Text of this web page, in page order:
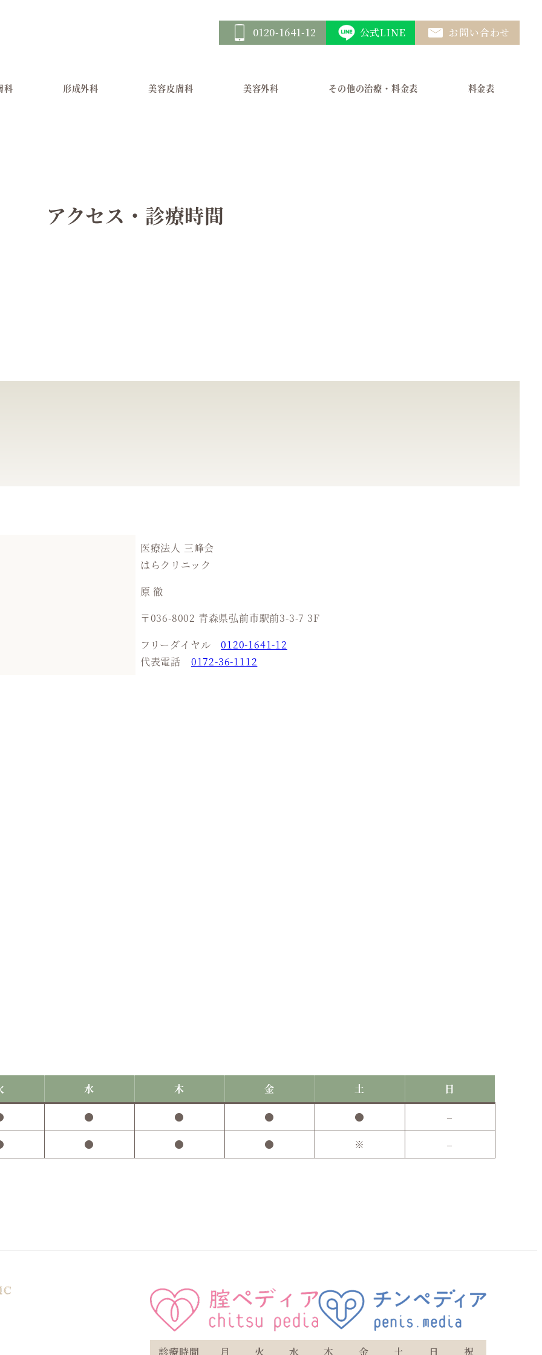
0120-1641-12 公式LINE お問い合わせ
科 形成外科 美容皮膚科 美容外科 その他の治療・料金表 料金表
アクセス・診療時間
医療法人 三峰会
はらクリニック
原 徹
〒036-8002 青森県弘前市駅前3-3-7 3F
フリーダイヤル0120-1641-12
代表電話 0172-36-1112
水 木 金 土 日
● ● ● ●
–
● ● ● ※ –
診療時間 月 火 水 木 金 土 日 祝